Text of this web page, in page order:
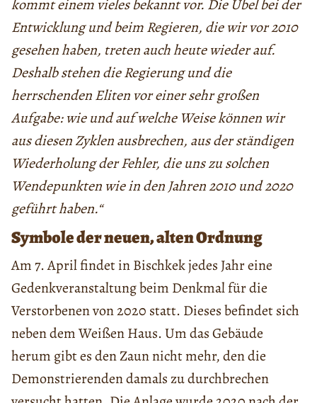
kommt einem vieles bekannt vor. Die Übel bei der
Entwicklung und beim Regieren, die wir vor 2010
gesehen haben, treten auch heute wieder auf.
Deshalb stehen die Regierung und die
herrschenden Eliten vor einer sehr großen
Aufgabe: wie und auf welche Weise können wir
aus diesen Zyklen ausbrechen, aus der ständigen
Wiederholung der Fehler, die uns zu solchen
Wendepunkten wie in den Jahren 2010 und 2020
geführt haben.“
Symbole der neuen, alten Ordnung
Am 7. April findet in Bischkek jedes Jahr eine
Gedenkveranstaltung beim Denkmal für die
Verstorbenen von 2020 statt. Dieses befindet sich
neben dem Weißen Haus. Um das Gebäude
herum gibt es den Zaun nicht mehr, den die
Demonstrierenden damals zu durchbrechen